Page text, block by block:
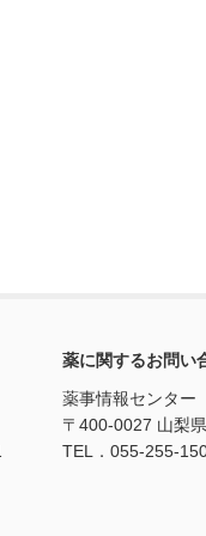
薬に関するお問い
薬事情報センター
〒400-0027 山梨
TEL．055-255-